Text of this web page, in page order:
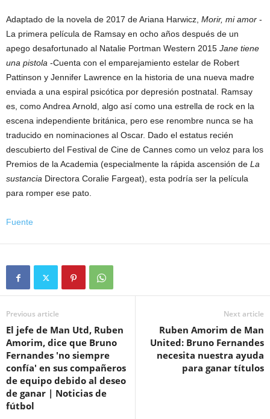
Adaptado de la novela de 2017 de Ariana Harwicz, Morir, mi amor -
La primera película de Ramsay en ocho años después de un
apego desafortunado al Natalie Portman Western 2015 Jane tiene
una pistola -Cuenta con el emparejamiento estelar de Robert
Pattinson y Jennifer Lawrence en la historia de una nueva madre
enviada a una espiral psicótica por depresión postnatal. Ramsay
es, como Andrea Arnold, algo así como una estrella de rock en la
escena independiente británica, pero ese renombre nunca se ha
traducido en nominaciones al Oscar. Dado el estatus recién
descubierto del Festival de Cine de Cannes como un veloz para los
Premios de la Academia (especialmente la rápida ascensión de La
sustancia Directora Coralie Fargeat), esta podría ser la película
para romper ese pato.
Fuente
Previous article
El jefe de Man Utd, Ruben
Amorim, dice que Bruno
Fernandes 'no siempre
confía' en sus compañeros
de equipo debido al deseo
de ganar | Noticias de
fútbol
Next article
Ruben Amorim de Man
United: Bruno Fernandes
necesita nuestra ayuda
para ganar títulos